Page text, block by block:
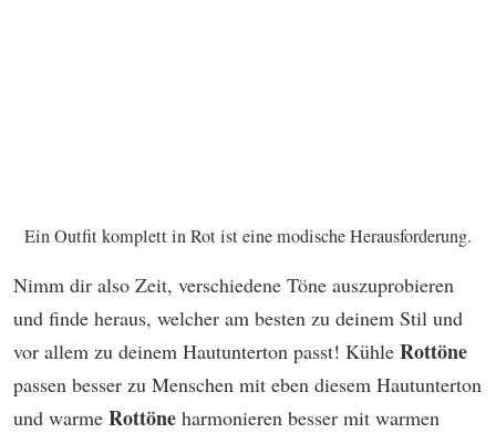
Ein Outfit komplett in Rot ist eine modische Herausforderung.
Nimm dir also Zeit, verschiedene Töne auszuprobieren
und finde heraus, welcher am besten zu deinem Stil und
vor allem zu deinem Hautunterton passt! Kühle Rottöne
passen besser zu Menschen mit eben diesem Hautunterton
und warme Rottöne harmonieren besser mit warmen